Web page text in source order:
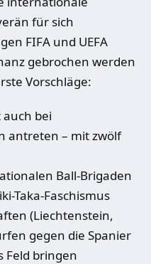
für sich
FIFA und UEFA
gebrochen werden
Vorschläge:
bei
antreten – mit zwölf
Ball-Brigaden
Taka-Faschismus
(Liechtenstein,
gegen die Spanier
Feld bringen